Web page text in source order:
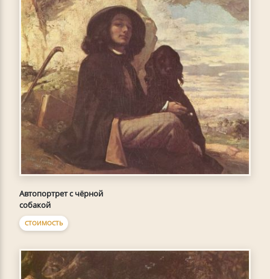
Автопортрет с чёрной
собакой
СТОИМОСТЬ